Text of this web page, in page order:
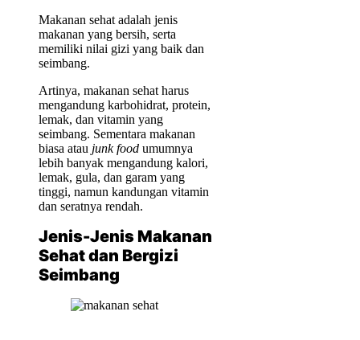
Makanan sehat adalah jenis
makanan yang bersih, serta
memiliki nilai gizi yang baik dan
seimbang.
Artinya, makanan sehat harus
mengandung karbohidrat, protein,
lemak, dan vitamin yang
seimbang. Sementara makanan
biasa atau junk food umumnya
lebih banyak mengandung kalori,
lemak, gula, dan garam yang
tinggi, namun kandungan vitamin
dan seratnya rendah.
Jenis-Jenis Makanan
Sehat dan Bergizi
Seimbang